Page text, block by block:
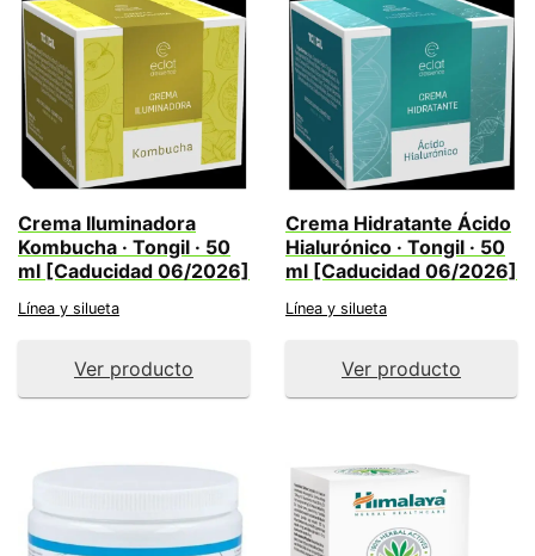
Crema Iluminadora
Kombucha · Tongil · 50
ml [Caducidad 06/2026]
Línea y silueta
Ver producto
Crema Hidratante Ácido
Hialurónico · Tongil · 50
ml [Caducidad 06/2026]
Línea y silueta
Ver producto